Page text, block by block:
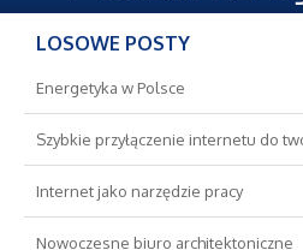
Oferty
Ekologia
Banki, Przelewy,
LOSOWE POSTY
Energetyka w Polsce
Szybkie przyłączenie internetu do
Internet jako narzędzie pracy
Nowoczesne biuro architektoniczne